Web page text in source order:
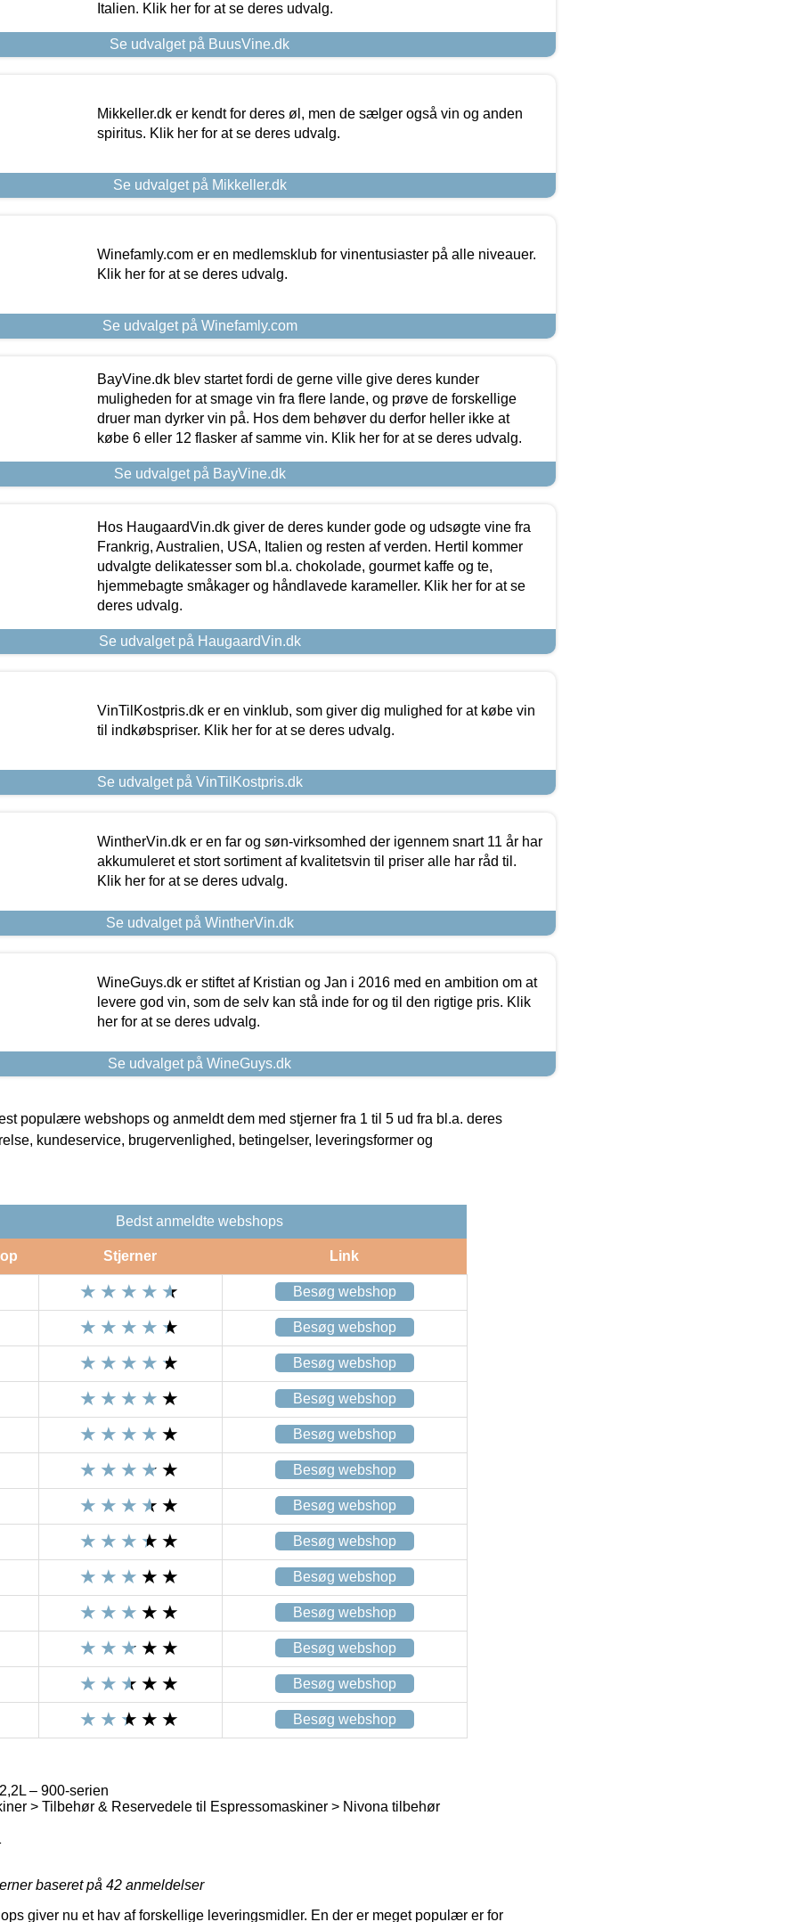
Italien. Klik her for at se deres udvalg.
Se udvalget på BuusVine.dk
Mikkeller.dk er kendt for deres øl, men de sælger også vin og anden
spiritus. Klik her for at se deres udvalg.
Se udvalget på Mikkeller.dk
Winefamly.com er en medlemsklub for vinentusiaster på alle niveauer.
Klik her for at se deres udvalg.
Se udvalget på Winefamly.com
BayVine.dk blev startet fordi de gerne ville give deres kunder
muligheden for at smage vin fra flere lande, og prøve de forskellige
druer man dyrker vin på. Hos dem behøver du derfor heller ikke at
købe 6 eller 12 flasker af samme vin. Klik her for at se deres udvalg.
Se udvalget på BayVine.dk
Hos HaugaardVin.dk giver de deres kunder gode og udsøgte vine fra
Frankrig, Australien, USA, Italien og resten af verden. Hertil kommer
udvalgte delikatesser som bl.a. chokolade, gourmet kaffe og te,
hjemmebagte småkager og håndlavede karameller. Klik her for at se
deres udvalg.
Se udvalget på HaugaardVin.dk
VinTilKostpris.dk er en vinklub, som giver dig mulighed for at købe vin
til indkøbspriser. Klik her for at se deres udvalg.
Se udvalget på VinTilKostpris.dk
WintherVin.dk er en far og søn-virksomhed der igennem snart 11 år har
akkumuleret et stort sortiment af kvalitetsvin til priser alle har råd til.
Klik her for at se deres udvalg.
Se udvalget på WintherVin.dk
WineGuys.dk er stiftet af Kristian og Jan i 2016 med en ambition om at
levere god vin, som de selv kan stå inde for og til den rigtige pris. Klik
her for at se deres udvalg.
Se udvalget på WineGuys.dk
populære webshops og anmeldt dem med stjerner fra 1 til 5 ud fra bl.a. deres
kundeservice, brugervenlighed, betingelser, leveringsformer og
Bedst anmeldte webshops
Stjerner Link
Besøg webshop
Besøg webshop
Besøg webshop
Besøg webshop
Besøg webshop
Besøg webshop
Besøg webshop
Besøg webshop
Besøg webshop
Besøg webshop
Besøg webshop
Besøg webshop
Besøg webshop
– 900-serien
> Tilbehør & Reservedele til Espressomaskiner > Nivona tilbehør
baseret på 42 anmeldelser
giver nu et hav af forskellige leveringsmidler. En der er meget populær er for